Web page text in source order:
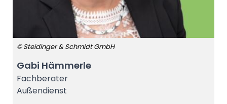
© Steidinger & Schmidt GmbH
Gabi Hämmerle
Fachberater
Außendienst